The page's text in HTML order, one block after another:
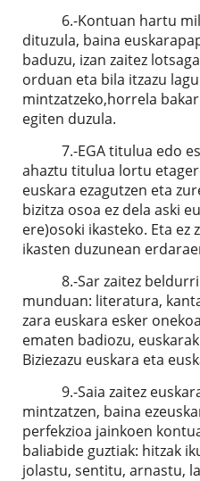
6.-Kontuan hartu
dituzula, baina
baduzu, izan zaitez
orduan eta bila itzazu
mintzatzeko,horrela
egiten duzula.
7.-EGA titulua edo
ahaztu titulua lortu
euskara ezagutzen eta
bizitza osoa ez dela aski
ere)osoki ikasteko. Eta ez
ikasten duzunean
8.-Sar zaitez beldurrik
munduan: literatura,
zara euskara esker
ematen badiozu,
Biziezazu euskara eta
9.-Saia zaitez euskara
mintzatzen, baina
perfekzioa jainkoen
baliabide guztiak: hitzak
jolastu, sentitu, arnastu,